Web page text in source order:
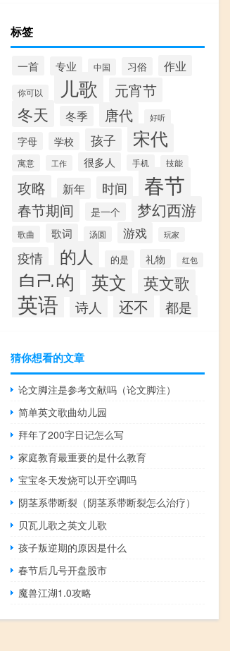
标签
一首 专业 中国 习俗 作业
你可以 儿歌 元宵节
冬天 冬季 唐代 好听
字母 学校 孩子 宋代
寓意 工作 很多人 手机 技能
攻略 新年 时间 春节
春节期间 是一个 梦幻西游
歌曲 歌词 汤圆 游戏 玩家
疫情 的人 的是 礼物 红包
自己的 英文 英文歌
英语 诗人 还不 都是
猜你想看的文章
论文脚注是参考文献吗（论文脚注）
简单英文歌曲幼儿园
拜年了200字日记怎么写
家庭教育最重要的是什么教育
宝宝冬天发烧可以开空调吗
阴茎系带断裂（阴茎系带断裂怎么治疗）
贝瓦儿歌之英文儿歌
孩子叛逆期的原因是什么
春节后几号开盘股市
魔兽江湖1.0攻略